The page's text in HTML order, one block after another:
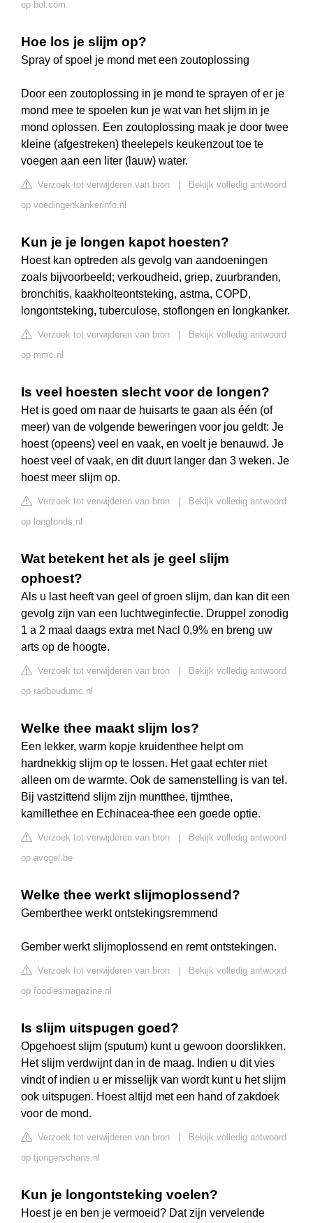
op bol.com
Hoe los je slijm op?
Spray of spoel je mond met een zoutoplossing
Door een zoutoplossing in je mond te sprayen of er je
mond mee te spoelen kun je wat van het slijm in je
mond oplossen. Een zoutoplossing maak je door twee
kleine (afgestreken) theelepels keukenzout toe te
voegen aan een liter (lauw) water.
Verzoek tot verwijderen van bron
Bekijk volledig antwoord
op voedingenkankerinfo.nl
Kun je je longen kapot hoesten?
Hoest kan optreden als gevolg van aandoeningen
zoals bijvoorbeeld; verkoudheid, griep, zuurbranden,
bronchitis, kaakholteontsteking, astma, COPD,
longontsteking, tuberculose, stoflongen en longkanker.
Verzoek tot verwijderen van bron
Bekijk volledig antwoord
op mmc.nl
Is veel hoesten slecht voor de longen?
Het is goed om naar de huisarts te gaan als één (of
meer) van de volgende beweringen voor jou geldt: Je
hoest (opeens) veel en vaak, en voelt je benauwd. Je
hoest veel of vaak, en dit duurt langer dan 3 weken. Je
hoest meer slijm op.
Verzoek tot verwijderen van bron
Bekijk volledig antwoord
op longfonds.nl
Wat betekent het als je geel slijm
ophoest?
Als u last heeft van geel of groen slijm, dan kan dit een
gevolg zijn van een luchtweginfectie. Druppel zonodig
1 a 2 maal daags extra met Nacl 0,9% en breng uw
arts op de hoogte.
Verzoek tot verwijderen van bron
Bekijk volledig antwoord
op radboudumc.nl
Welke thee maakt slijm los?
Een lekker, warm kopje kruidenthee helpt om
hardnekkig slijm op te lossen. Het gaat echter niet
alleen om de warmte. Ook de samenstelling is van tel.
Bij vastzittend slijm zijn muntthee, tijmthee,
kamillethee en Echinacea-thee een goede optie.
Verzoek tot verwijderen van bron
Bekijk volledig antwoord
op avogel.be
Welke thee werkt slijmoplossend?
Gemberthee werkt ontstekingsremmend
Gember werkt slijmoplossend en remt ontstekingen.
Verzoek tot verwijderen van bron
Bekijk volledig antwoord
op foodiesmagazine.nl
Is slijm uitspugen goed?
Opgehoest slijm (sputum) kunt u gewoon doorslikken.
Het slijm verdwijnt dan in de maag. Indien u dit vies
vindt of indien u er misselijk van wordt kunt u het slijm
ook uitspugen. Hoest altijd met een hand of zakdoek
voor de mond.
Verzoek tot verwijderen van bron
Bekijk volledig antwoord
op tjongerschans.nl
Kun je longontsteking voelen?
Hoest je en ben je vermoeid? Dat zijn vervelende